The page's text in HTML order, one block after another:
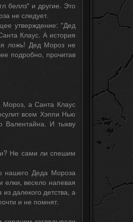
беллз" и другие. Это
не следует.
утверждение: "Дед
Клаус. А история
ложь! Дед Мороз не
подробно, прочитав
а Санта Клаус
всем Хэппи Нью
Валентайна. И тыкву
Не сами ли спешим
нашего Деда Мороза
елки, весело напевая
далекого детства, а
и не помнят.